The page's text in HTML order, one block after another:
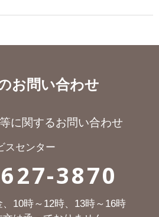
お問い合わせ
に関するお問い合わせ
スセンター
3870
10時～12時、13時～16時